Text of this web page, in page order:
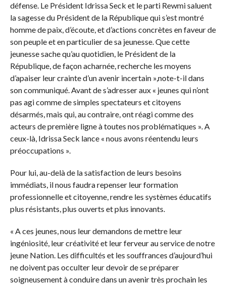
défense. Le Président Idrissa Seck et le parti Rewmi saluent
la sagesse du Président de la République qui s’est montré
homme de paix, d’écoute, et d’actions concrètes en faveur de
son peuple et en particulier de sa jeunesse. Que cette
jeunesse sache qu’au quotidien, le Président de la
République, de façon acharnée, recherche les moyens
d’apaiser leur crainte d’un avenir incertain »,note-t-il dans
son communiqué. Avant de s’adresser aux « jeunes qui n’ont
pas agi comme de simples spectateurs et citoyens
désarmés, mais qui, au contraire, ont réagi comme des
acteurs de première ligne à toutes nos problématiques ». A
ceux-là, Idrissa Seck lance « nous avons réentendu leurs
préoccupations ».
Pour lui, au-delà de la satisfaction de leurs besoins
immédiats, il nous faudra repenser leur formation
professionnelle et citoyenne, rendre les systèmes éducatifs
plus résistants, plus ouverts et plus innovants.
« A ces jeunes, nous leur demandons de mettre leur
ingéniosité, leur créativité et leur ferveur au service de notre
jeune Nation. Les difficultés et les souffrances d’aujourd’hui
ne doivent pas occulter leur devoir de se préparer
soigneusement à conduire dans un avenir très prochain les